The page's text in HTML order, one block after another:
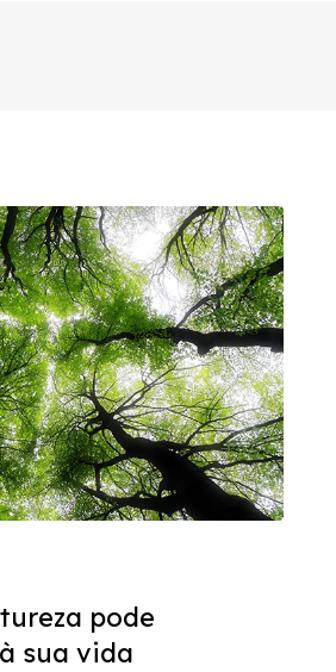
pode
sua vida